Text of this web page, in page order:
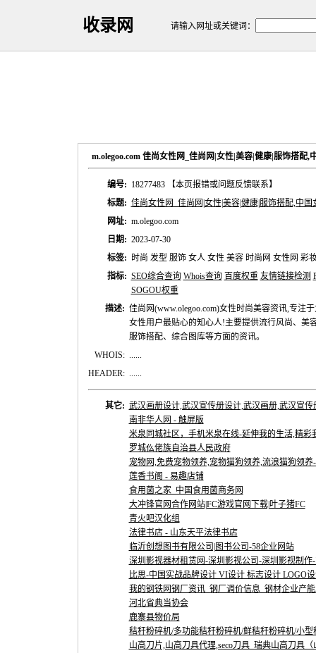
收录网 请输入网址或关键词：
m.olegoo.com 佳尚女性网_佳尚网|女性|美容|健康|服饰搭配
编号: 18277483
【本页报错或问题反馈联系】
标题: 佳尚女性网_佳尚网|女性|美容|健康|服饰搭配,中
网址: m.olegoo.com
日期: 2023-07-30
标签: 时尚 发型 服饰 女人 女性 美容 时尚网 女性网 彩
指标: SEO综合查询 Whois查询 百度权重 友情链接检测
SOGOU权重
描述: 佳尚网(www.olegoo.com)女性时尚美容资讯,专注
女性用户最贴心的知心人!主要提供流行风尚、美
服饰搭配、综合图库等方面的资讯。
WHOIS: ......
HEADER: ......
其它: 武汉画册设计,武汉宣传册设计,武汉画册,武汉宣
南非华人网 - 触屏版
米泉同城社区，手机米泉在线-延伸我的生活,精彩
罗城仫佬族自治县人民政府
宠物网,免费宠物领养,宠物猫狗领养,流浪猫狗领养
莲香书阁 - 易趣店铺
食用菌之家_中国食用菌商务网
大冲锋官网合作网站|FC游戏官网下载|叶子猪FC
青火吧汉化组
法律书店 - 山东天平法律书店
临沂创想图书有限公司|图书公司-58企业网站
深圳影视器材租赁网-深圳影视公司-深圳影视制作
比思-中国实战品牌设计 VI设计 标志设计 LOGO
我的钢铁网钢厂资讯_钢厂调价信息_钢材企业产
河北省典当协会
鹿寨县物价局
秸秆粉碎机/多功能秸秆粉碎机/鲜秸秆粉碎机/小
山高刀片,山高刀具代理,seco刀具_瑞典山高刀具